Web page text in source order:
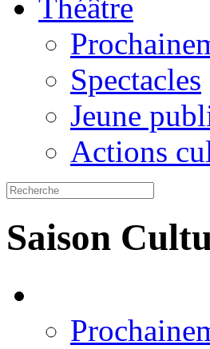
Théâtre
Spectacles
Jeune
Actions
Saison